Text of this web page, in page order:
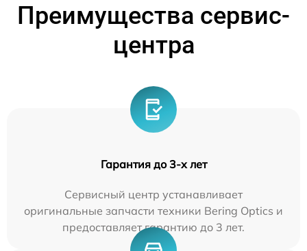
Преимущества сервис-
центра
Гарантия до 3-х лет
Сервисный центр устанавливает
оригинальные запчасти техники Bering Optics и
предоставляет гарантию до 3 лет.